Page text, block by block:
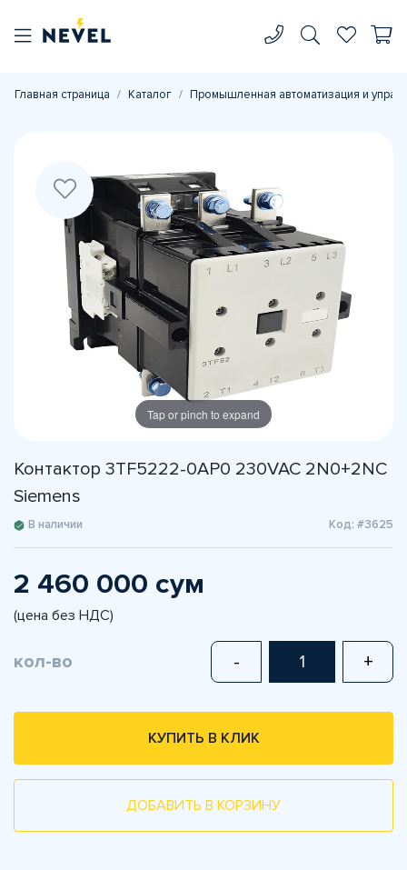
Главная страница Каталог Промышленная автоматизация и
Tap or pinch to expand
Контактор 3TF5222-0AP0 230VAC 2N0+2NC
Siemens
В наличии Код: #3625
2 460 000 сум
(цена без НДС)
кол-во - +
КУПИТЬ В КЛИК
ДОБАВИТЬ В КОРЗИНУ